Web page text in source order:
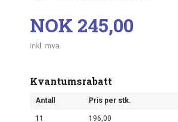
Pris
NOK 245,00
inkl. mva.
Kvantumsrabatt
Antall Pris per stk.
11 196,00